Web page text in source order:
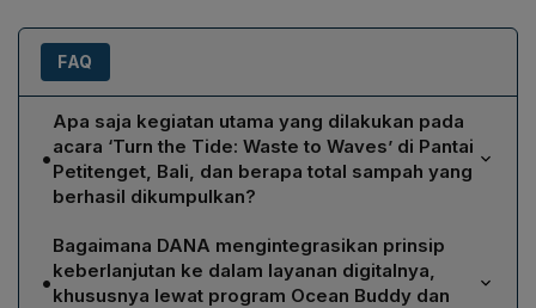
FAQ
•
Apa saja kegiatan utama yang dilakukan pada
acara ‘Turn the Tide: Waste to Waves’ di Pantai
Petitenget, Bali, dan berapa total sampah yang
berhasil dikumpulkan?
Acara tersebut melaksanakan beach clean‑up yang
melibatkan komunitas lokal, universitas, masyarakat,
dan karyawan DANA. Dalam kegiatan yang berlangsung
•
Bagaimana DANA mengintegrasikan prinsip
keberlanjutan ke dalam layanan digitalnya,
khususnya lewat program Ocean Buddy dan